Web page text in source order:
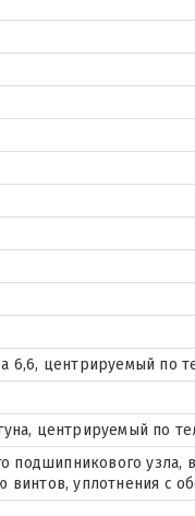
6,6, центрируемый по
центрируемый по
узла,
уплотнения с